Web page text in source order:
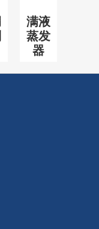
满液
蒸发
器